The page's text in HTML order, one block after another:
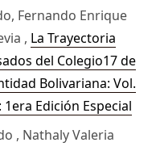
Fernando Enrique
, La Trayectoria
del Colegio17 de
Bolivariana: Vol.
Edición Especial
, Nathaly Valeria